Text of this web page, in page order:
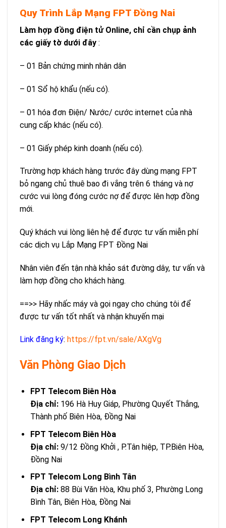
Quy Trình Lắp Mạng FPT Đồng Nai
Làm hợp đồng điện tử Online, chỉ cần chụp ảnh
các giấy tờ dưới đây :
– 01 Bản chứng minh nhân dân
– 01 Sổ hộ khẩu (nếu có).
– 01 hóa đơn Điện/ Nước/ cước internet của nhà
cung cấp khác (nếu có).
– 01 Giấy phép kinh doanh (nếu có).
Trường hợp khách hàng trước đây dùng mạng FPT
bỏ ngang chủ thuê bao đi vắng trên 6 tháng và nợ
cước vui lòng đóng cước nợ để được lên hợp đồng
mới.
Quý khách vui lòng liên hệ để được tư vấn miễn phí
các dịch vụ Lắp Mạng FPT Đồng Nai
Nhân viên đến tận nhà khảo sát đường dây, tư vấn và
làm hợp đồng cho khách hàng.
==>> Hãy nhấc máy và gọi ngay cho chúng tôi để
được tư vấn tốt nhất và nhận khuyến mại
Link đăng ký: https://fpt.vn/sale/AXgVg
Văn Phòng Giao Dịch
FPT Telecom Biên Hòa
Địa chỉ:196 Hà Huy Giáp, Phường Quyết Thắng,
Thành phố Biên Hòa, Đồng Nai
FPT Telecom Biên Hòa
Địa chỉ:9/12 Đồng Khởi , P.Tân hiệp, TP.Biên Hòa,
Đồng Nai
FPT Telecom Long Bình Tân
Địa chỉ:88 Bùi Văn Hòa, Khu phố 3, Phường Long
Bình Tân, Biên Hòa, Đồng Nai
FPT Telecom Long Khánh